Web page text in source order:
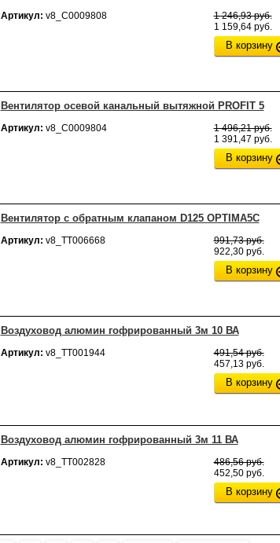
Артикул: v8_С0009808
1 246,93 руб.
1 159,64 руб.
В корзину
Вентилятор осевой канальный вытяжной PROFIT 5
Артикул: v8_С0009804
1 496,21 руб.
1 391,47 руб.
В корзину
Вентилятор с обратным клапаном D125 ОPTIMA5C
Артикул: v8_ТТ006668
991,73 руб.
922,30 руб.
В корзину
Воздуховод алюмин гофрированный 3м 10 ВА
Артикул: v8_ТТ001944
491,54 руб.
457,13 руб.
В корзину
Воздуховод алюмин гофрированный 3м 11 ВА
Артикул: v8_ТТ002828
486,56 руб.
452,50 руб.
В корзину